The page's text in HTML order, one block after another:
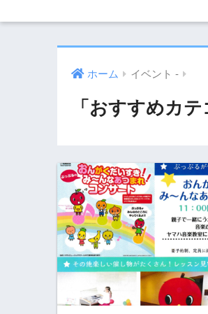
ホーム イベント -
「おすすめカ